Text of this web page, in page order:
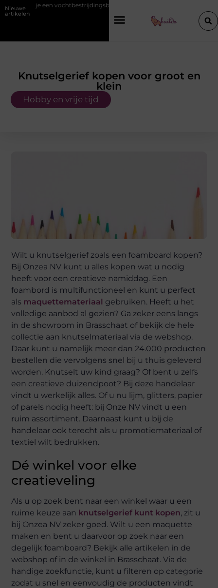
Nieuwe
artikelen
inschakelt vóór de winter
Knutselgerief kopen voor groot en
klein
Hobby en vrije tijd
Wilt u knutselgerief zoals een foamboard kopen?
Bij Onzea NV kunt u alles kopen wat u nodig
heeft voor een creatieve namiddag. Een
foambord is multifunctioneel en kunt u perfect
als maquettemateriaal gebruiken. Heeft u het
volledige aanbod al gezien? Ga zeker eens langs
in de showroom in Brasschaat of bekijk de hele
collectie aan knutselmateriaal via de webshop.
Daar kunt u namelijk meer dan 24.000 producten
bestellen die vervolgens snel bij u thuis geleverd
worden. Knutselt uw kind graag? Of bent u zelfs
een creatieve duizendpoot? Bij deze handelaar
vindt u werkelijk alles. Of u nu lijm, glitters, papier
of parels nodig heeft: bij Onze NV vindt u een
ruim assortiment. Daarnaast kunt u bij de
handelaar ook terecht als u promotiemateriaal of
textiel wilt bedrukken.
Dé winkel voor elke
creatieveling
Als u op zoek bent naar een winkel waar u een
ruime keuze aan knutselgerief kunt kopen, zit u
bij Onzea NV zeker goed. Wilt u een maquette
maken en bent u daarvoor op zoek naar een
degelijk foamboard? Bekijk alle artikelen in de
webshop of in de winkel in Brasschaat. Via de
handige zoekfunctie, kunt u filteren op categorie
zodat u snel en eenvoudig de producten vindt